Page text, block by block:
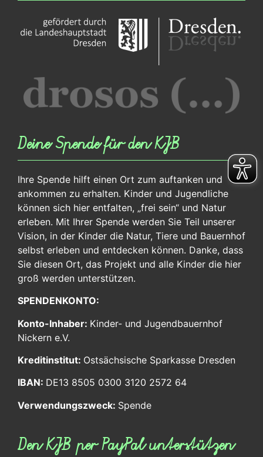
Deine Spende für den KJB
Ihre Spende hilft einen Ort zum auftanken und
ankommen zu erhalten. Kinder und Jugendliche
können sich hier entfalten, „frei sein“ und Natur
erleben. Mit Ihrer Spende werden Sie Teil unserer
Vision, in der Kinder die Natur, Tiere und Bauernhof
selbst erleben und entdecken können. Danke, dass
Sie diesen Ort, das Projekt und alle Kinder die hier
groß werden unterstützen.
SPENDENKONTO:
Konto-Inhaber: Kinder- und Jugendbauernhof
Nickern e.V.
Kreditinstitut: Ostsächsische Sparkasse Dresden
IBAN: DE13 8505 0300 3120 2572 64
Verwendungszweck: Spende
Den KJB per PayPal unterstützen